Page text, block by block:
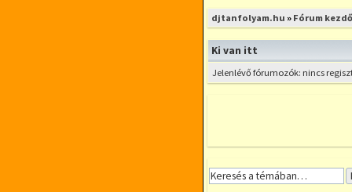
djtanfolyam.hu » Fórum
Ki van itt
Jelenlévő fórumozók: nincs